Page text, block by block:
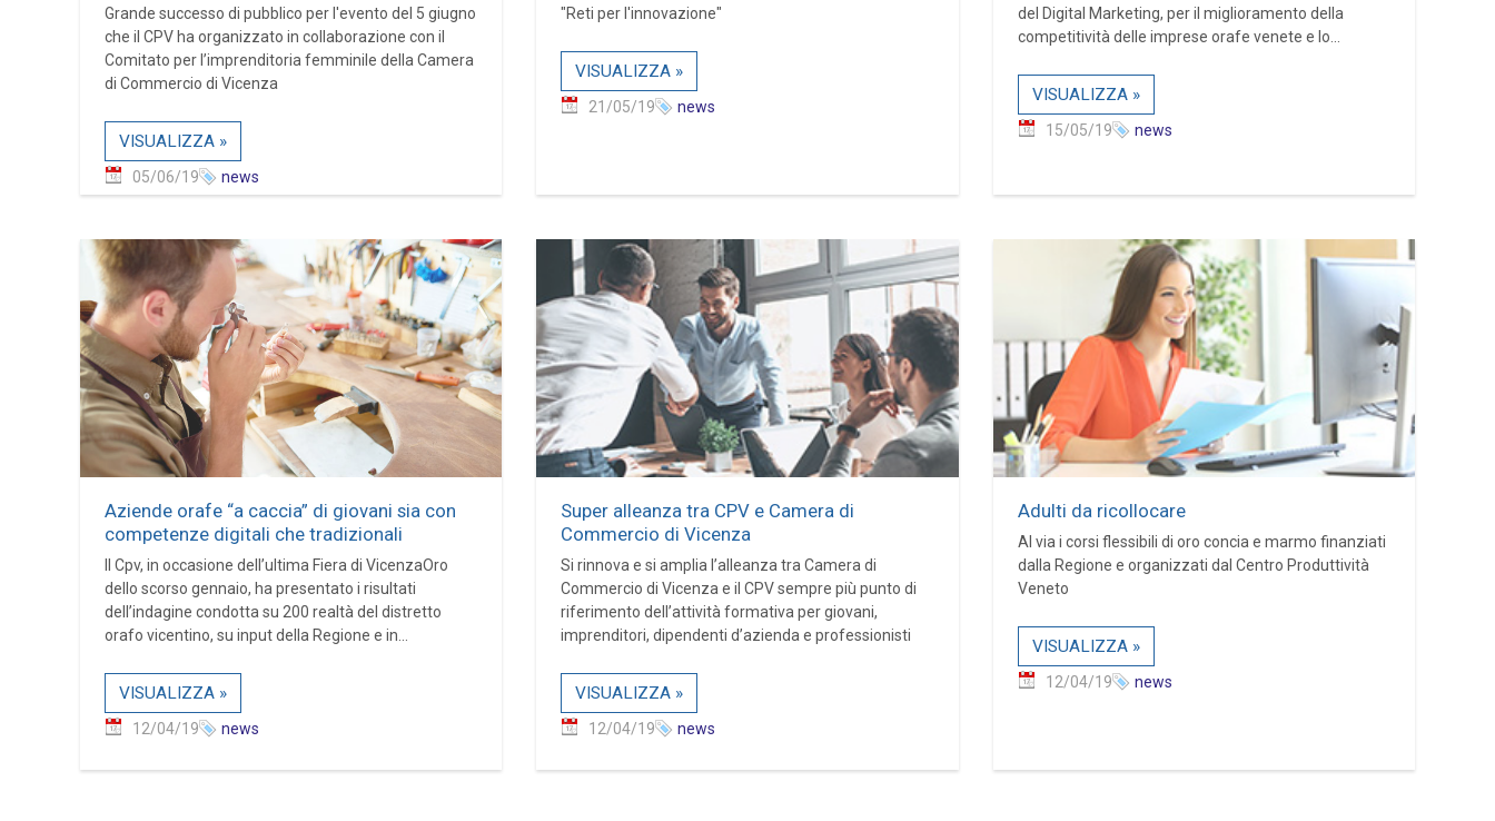
Grande successo di pubblico per l'evento del 5 giugno
che il CPV ha organizzato in collaborazione con il
Comitato per l’imprenditoria femminile della Camera
di Commercio di Vicenza
VISUALIZZA »
05/06/19 news
"Reti per l'innovazione"
VISUALIZZA »
21/05/19 news
del Digital Marketing, per il miglioramento della
competitività delle imprese orafe venete e lo...
VISUALIZZA »
15/05/19 news
Aziende orafe “a caccia” di giovani sia con
competenze digitali che tradizionali
Il Cpv, in occasione dell’ultima Fiera di VicenzaOro
dello scorso gennaio, ha presentato i risultati
dell’indagine condotta su 200 realtà del distretto
orafo vicentino, su input della Regione e in...
VISUALIZZA »
12/04/19 news
Super alleanza tra CPV e Camera di
Commercio di Vicenza
Si rinnova e si amplia l’alleanza tra Camera di
Commercio di Vicenza e il CPV sempre più punto di
riferimento dell’attività formativa per giovani,
imprenditori, dipendenti d’azienda e professionisti
VISUALIZZA »
12/04/19 news
Adulti da ricollocare
Al via i corsi flessibili di oro concia e marmo finanziati
dalla Regione e organizzati dal Centro Produttività
Veneto
VISUALIZZA »
12/04/19 news